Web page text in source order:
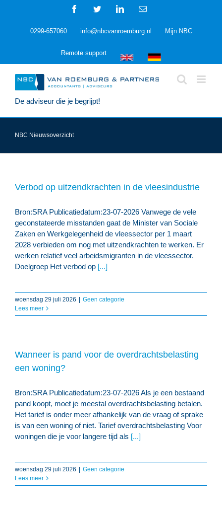
FacebookTwitterLinkedInE-
0299-657060 info@nbcvanroemburg.nl Mijn NBC
Remote support
De adviseur die je begrijpt!
NBC Nieuwsoverzicht
Verbod op uitzendkrachten in de vleesindustrie
Bron:SRA Publicatiedatum:23-07-2026 Vanwege de vele
geconstateerde misstanden gaat de Minister van Sociale
Zaken en Werkgelegenheid de vleessector per 1 maart
2028 verbieden om nog met uitzendkrachten te werken. Er
werken relatief veel arbeidsmigranten in de vleessector.
Doelgroep Het verbod op [...]
woensdag 29 juli 2026
Geen categorie
Lees meer
Wanneer is pand voor de overdrachtsbelasting
een woning?
Bron:SRA Publicatiedatum:23-07-2026 Als je een bestaand
pand koopt, moet je meestal overdrachtsbelasting betalen.
Het tarief is onder meer afhankelijk van de vraag of sprake
is van een woning of niet. Tarief overdrachtsbelasting Voor
woningen die je voor langere tijd als [...]
woensdag 29 juli 2026
Geen categorie
Lees meer